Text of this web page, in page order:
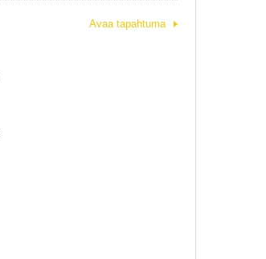
Avaa tapahtuma